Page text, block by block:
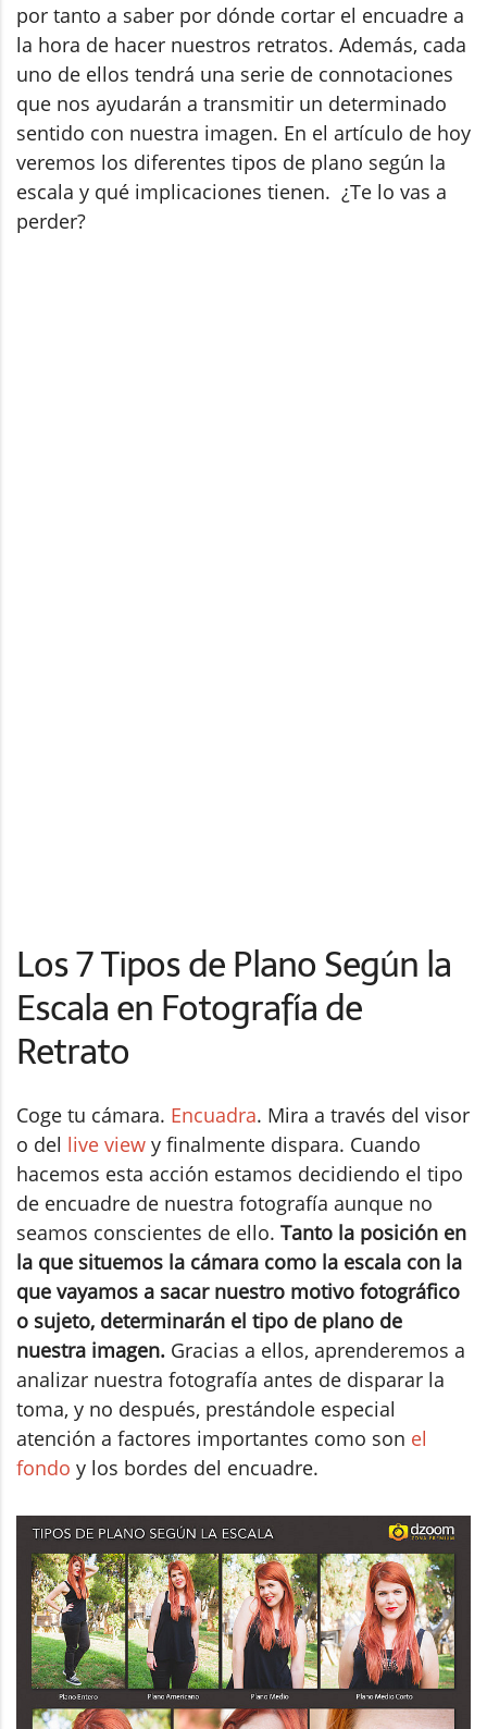
por tanto a saber por dónde cortar el encuadre a
la hora de hacer nuestros retratos. Además, cada
uno de ellos tendrá una serie de connotaciones
que nos ayudarán a transmitir un determinado
sentido con nuestra imagen. En el artículo de hoy
veremos los diferentes tipos de plano según la
escala y qué implicaciones tienen. ¿Te lo vas a
perder?
Los 7 Tipos de Plano Según la
Escala en Fotografía de
Retrato
Coge tu cámara. Encuadra. Mira a través del visor
o del live view y finalmente dispara. Cuando
hacemos esta acción estamos decidiendo el tipo
de encuadre de nuestra fotografía aunque no
seamos conscientes de ello. Tanto la posición en
la que situemos la cámara como la escala con la
que vayamos a sacar nuestro motivo fotográfico
o sujeto, determinarán el tipo de plano de
nuestra imagen. Gracias a ellos, aprenderemos a
analizar nuestra fotografía antes de disparar la
toma, y no después, prestándole especial
atención a factores importantes como son el
fondo y los bordes del encuadre.